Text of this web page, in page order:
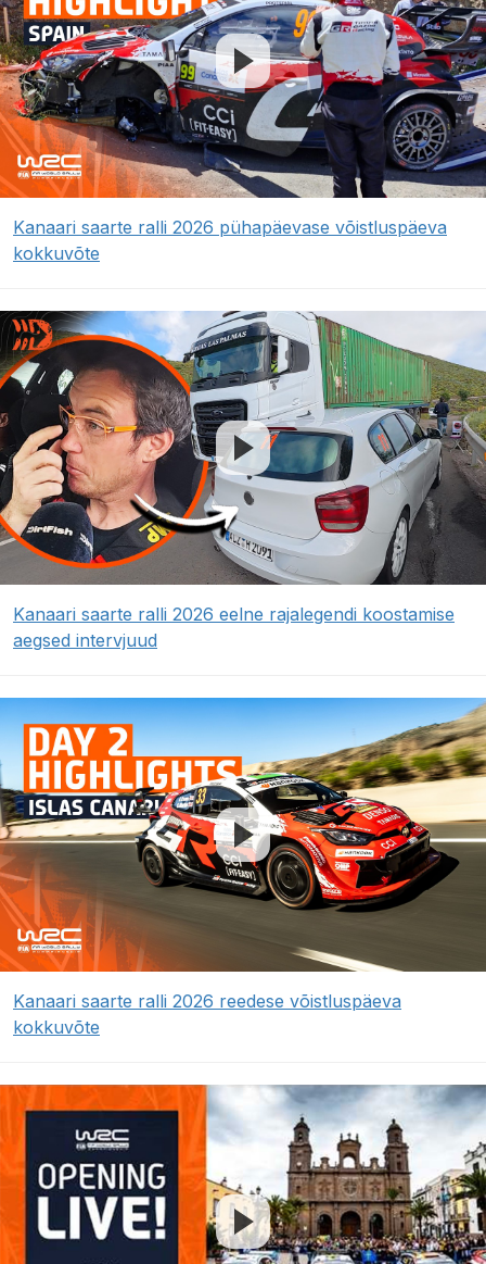
Kanaari saarte ralli 2026 pühapäevase võistluspäeva
kokkuvõte
Kanaari saarte ralli 2026 eelne rajalegendi koostamise
aegsed intervjuud
Kanaari saarte ralli 2026 reedese võistluspäeva
kokkuvõte